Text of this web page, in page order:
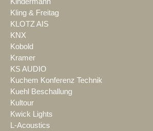
Kling & Freitag
KLOTZ AIS
KNX
Kobold
Kramer
KS AUDIO
Kuchem Konferenz Technik
Kuehl Beschallung
Kultour
Kwick Lights
L-Acoustics